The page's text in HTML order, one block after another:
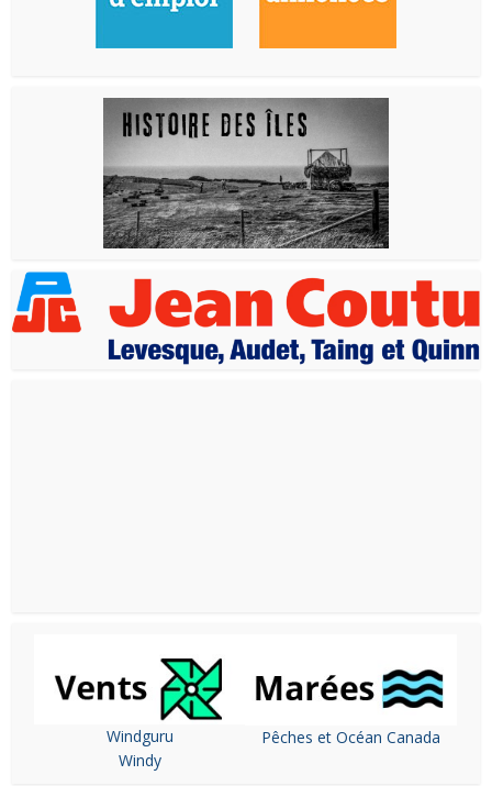
Windguru
Windy
Pêches et Océan Canada